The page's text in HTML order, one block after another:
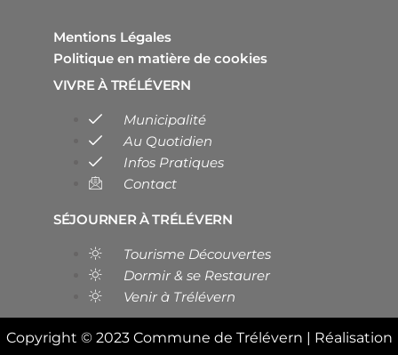
Mentions Légales
Politique en matière de cookies
VIVRE À TRÉLÉVERN
Municipalité
Au Quotidien
Infos Pratiques
Contact
SÉJOURNER À TRÉLÉVERN
Tourisme Découvertes
Dormir & se Restaurer
Venir à Trélévern
Copyright © 2023 Commune de Trélévern | Réalisation